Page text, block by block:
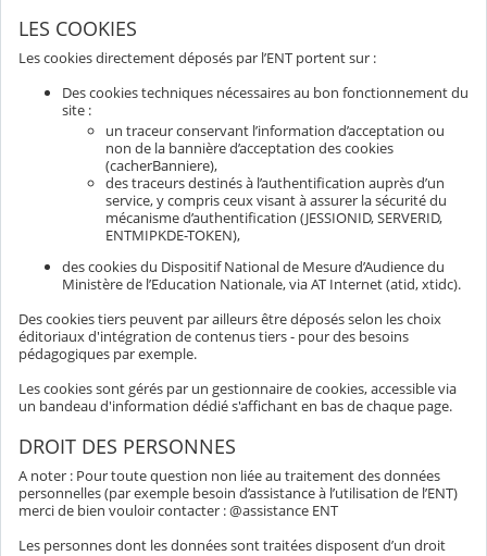
LES COOKIES
Les cookies directement déposés par l’ENT portent sur :
Des cookies techniques nécessaires au bon fonctionnement du
site :
un traceur conservant l’information d’acceptation ou
non de la bannière d’acceptation des cookies
(cacherBanniere),
des traceurs destinés à l’authentification auprès d’un
service, y compris ceux visant à assurer la sécurité du
mécanisme d’authentification (JESSIONID, SERVERID,
ENTMIPKDE-TOKEN),
des cookies du Dispositif National de Mesure d’Audience du
Ministère de l’Education Nationale, via AT Internet (atid, xtidc).
Des cookies tiers peuvent par ailleurs être déposés selon les choix
éditoriaux d'intégration de contenus tiers - pour des besoins
pédagogiques par exemple.
Les cookies sont gérés par un gestionnaire de cookies, accessible via
un bandeau d'information dédié s'affichant en bas de chaque page.
DROIT DES PERSONNES
A noter : Pour toute question non liée au traitement des données
personnelles (par exemple besoin d’assistance à l’utilisation de l’ENT)
merci de bien vouloir contacter : @assistance ENT
Les personnes dont les données sont traitées disposent d’un droit